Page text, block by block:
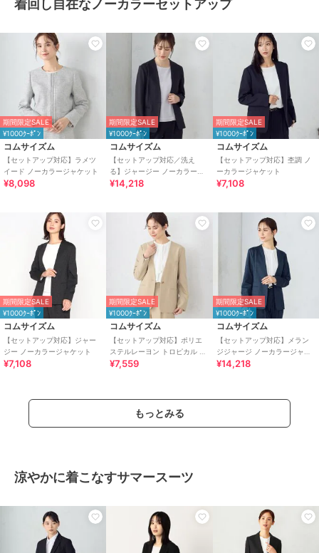
着回し自在なノーカラーセットアップ
期間限定SALE
¥1000ｸｰﾎﾟﾝ
コムサイズム
【セットアップ対応】ラメツ
イード ノーカラージャケット
¥8,098
期間限定SALE
¥1000ｸｰﾎﾟﾝ
コムサイズム
【セットアップ対応／洗え
る】ジャージー ノーカラージ
ャケット
¥14,218
期間限定SALE
¥1000ｸｰﾎﾟﾝ
コムサイズム
【セットアップ対応】杢調 ノ
ーカラージャケット
¥7,108
期間限定SALE
¥1000ｸｰﾎﾟﾝ
コムサイズム
【セットアップ対応】ジャー
ジー ノーカラージャケット
¥7,108
期間限定SALE
¥1000ｸｰﾎﾟﾝ
コムサイズム
【セットアップ対応】ポリエ
ステルレーヨン トロピカル ノ
ーカラージャケット
¥7,559
期間限定SALE
¥1000ｸｰﾎﾟﾝ
コムサイズム
【セットアップ対応】メラン
ジジャージ ノーカラージャケ
ット
¥14,218
もっとみる
涼やかに着こなすサマースーツ